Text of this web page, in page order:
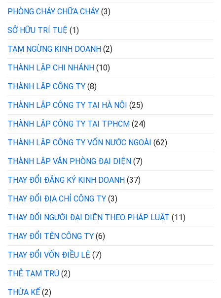
PHÒNG CHÁY CHỮA CHÁY (3)
SỞ HỮU TRÍ TUỆ (1)
TẠM NGỪNG KINH DOANH (2)
THÀNH LẬP CHI NHÁNH (10)
THÀNH LẬP CÔNG TY (8)
THÀNH LẬP CÔNG TY TẠI HÀ NỘI (25)
THÀNH LẬP CÔNG TY TẠI TPHCM (24)
THÀNH LẬP CÔNG TY VỐN NƯỚC NGOÀI (62)
THÀNH LẬP VĂN PHÒNG ĐẠI DIỆN (7)
THAY ĐỔI ĐĂNG KÝ KINH DOANH (37)
THAY ĐỔI ĐỊA CHỈ CÔNG TY (3)
THAY ĐỔI NGƯỜI ĐẠI DIỆN THEO PHÁP LUẬT (11)
THAY ĐỔI TÊN CÔNG TY (6)
THAY ĐỔI VỐN ĐIỀU LỆ (7)
THẺ TẠM TRÚ (2)
THỪA KẾ (2)